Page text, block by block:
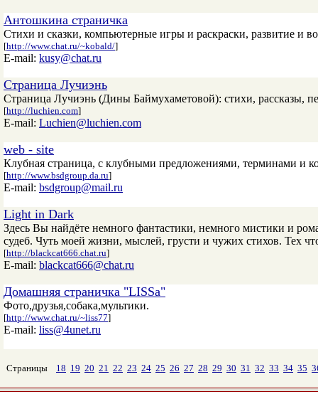
Антошкина страничка
Стихи и сказки, компьютерные игры и раскраски, развитие и
[http://www.chat.ru/~kobald/]
E-mail: kusy@chat.ru
Страница Лучиэнь
Страница Лучиэнь (Дины Баймухаметовой): стихи, рассказы,
[http://luchien.com]
E-mail: Luchien@luchien.com
web - site
Клубная страница, с клубными предложениями, терминами и
[http://www.bsdgroup.da.ru]
E-mail: bsdgroup@mail.ru
Light in Dark
Здесь Вы найдёте немного фантастики, немного мистики и
судеб. Чуть моей жизни, мыслей, грусти и чужих стихов. Тех
[http://blackcat666.chat.ru]
E-mail: blackcat666@chat.ru
Домашняя страничка "LISSa"
Фото,друзья,собака,мультики.
[http://www.chat.ru/~liss77]
E-mail: liss@4unet.ru
Страницы 18 19 20 21 22 23 24 25 26 27 28 29 30 31 32 33 34 35